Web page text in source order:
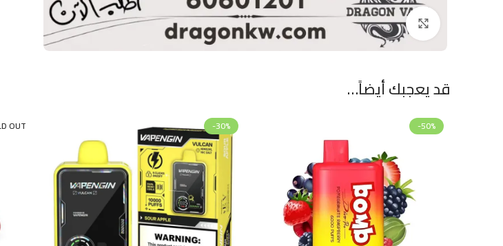
Click to enlarge
قد يعجبك أيضاً…
-50%
-30%
OUT